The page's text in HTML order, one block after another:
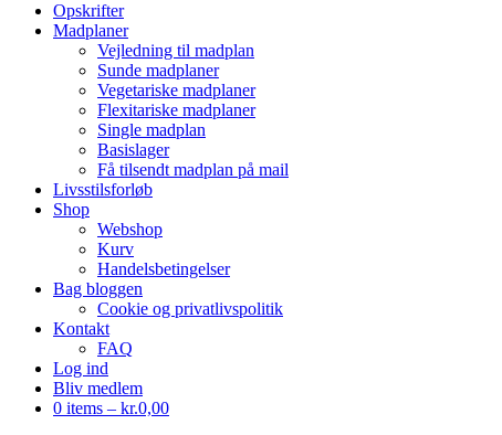
Opskrifter
Madplaner
Vejledning til madplan
Sunde madplaner
Vegetariske madplaner
Flexitariske madplaner
Single madplan
Basislager
Få tilsendt madplan på mail
Livsstilsforløb
Shop
Webshop
Kurv
Handelsbetingelser
Bag bloggen
Cookie og privatlivspolitik
Kontakt
FAQ
Log ind
Bliv medlem
0 items – kr.0,00